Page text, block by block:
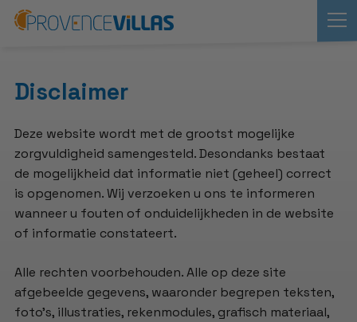
Disclaimer
Deze website wordt met de grootst mogelijke
zorgvuldigheid samengesteld. Desondanks bestaat
de mogelijkheid dat informatie niet (geheel) correct
is opgenomen. Wij verzoeken u ons te informeren
wanneer u fouten of onduidelijkheden in de website
of informatie constateert.
Alle rechten voorbehouden. Alle op deze site
afgebeelde gegevens, waaronder begrepen teksten,
foto's, illustraties, rekenmodules, grafisch materiaal,